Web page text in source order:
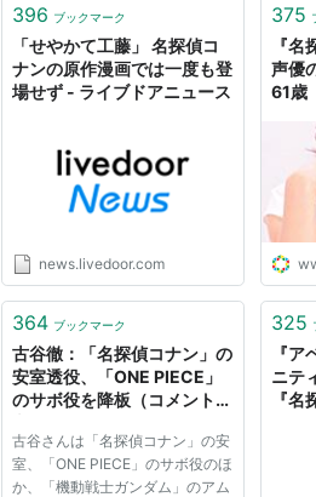
396 ブックマーク
「せやかて工藤」 名探偵コ
ナンの原作漫画では一度も登
場せず - ライブドアニュース
news.livedoor.com
375
『
声優
61歳
364 ブックマーク
古谷徹：「名探偵コナン」の
安室透役、「ONE PIECE」
のサボ役を降板（コメント全
たんウェブ）
古谷さんは「名探偵コナン」の安
室、「ONE PIECE」のサボ役のほ
か、「機動戦士ガンダム」のアム
325
『
ニテ
『